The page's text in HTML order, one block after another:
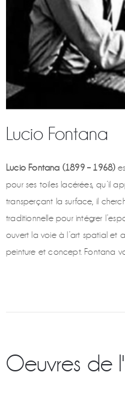
Lucio Fontana
Lucio Fontana (1899 – 1968)
pour ses toiles lacérées, qu’il
transperçant la surface, il
traditionnelle pour intégrer
ouvert la voie à l’art spatial et
peinture et concept. Fontana
Oeuvres de